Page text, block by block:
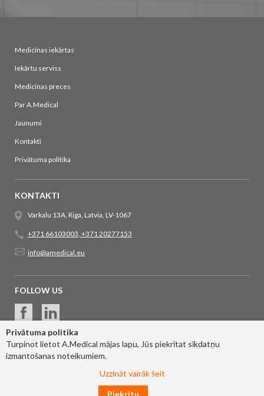
Privātuma politika
Turpinot lietot A.Medical mājas lapu, Jūs piekrītat sīkdatņu
izmantošanas noteikumiem.
Uzzināt vairāk šeit
Piekrītu
Medicīnas iekārtas
Iekārtu serviss
Medicīnas preces
Par A.Medical
Jaunumi
Kontakti
Privātuma politika
KONTAKTI
Varkalu 13A, Riga, Latvia, LV-1067
+371 66103003, +371 20277153
info@amedical.eu
FOLLOW US
© 2017